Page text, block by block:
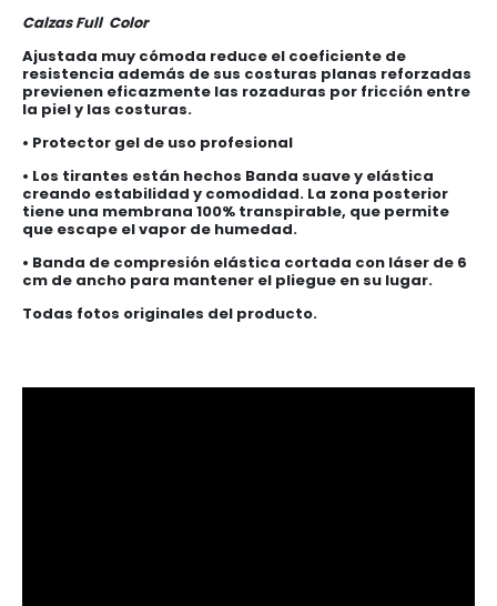
original
era:
$29,900.
es:
$25,000.
Calzas Full Color
Ajustada muy cómoda reduce el coeficiente de
resistencia además de sus costuras planas reforzadas
previenen eficazmente las rozaduras por fricción entre
la piel y las costuras.
• Protector gel de uso profesional
• Los tirantes están hechos Banda suave y elástica
creando estabilidad y comodidad. La zona posterior
tiene una membrana 100% transpirable, que permite
que escape el vapor de humedad.
• Banda de compresión elástica cortada con láser de 6
cm de ancho para mantener el pliegue en su lugar.
Todas fotos originales del producto.